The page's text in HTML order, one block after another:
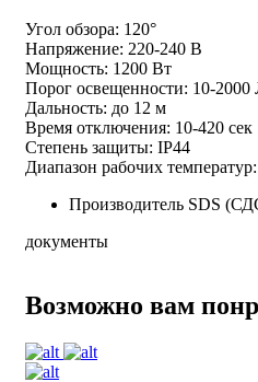
Угол обзора: 120°
Напряжение: 220-240 В
Мощность: 1200 Вт
Порог освещенности: 10-
Дальность: до 12 м
Время отключения: 10-420 сек
Степень защиты: IP44
Диапазон рабочих
Производитель SDS
документы
Возможно вам